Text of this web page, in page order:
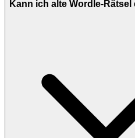
Kann ich alte Wordle-